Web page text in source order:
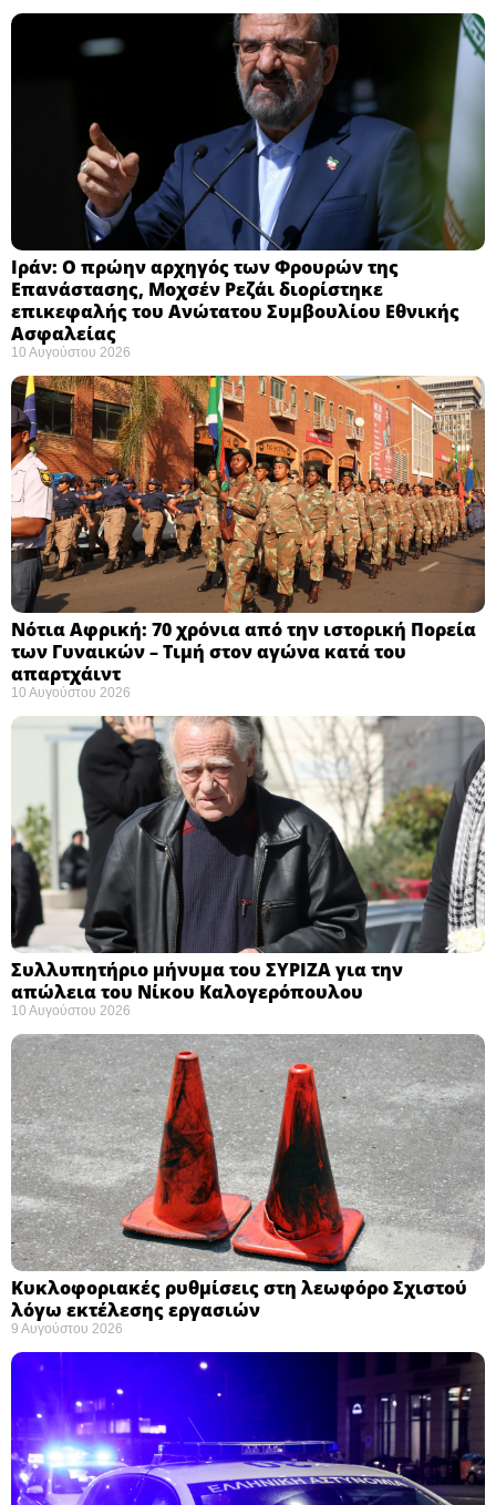
Ιράν: Ο πρώην αρχηγός των Φρουρών της
Επανάστασης, Μοχσέν Ρεζάι διορίστηκε
επικεφαλής του Ανώτατου Συμβουλίου Εθνικής
Ασφαλείας ​
10 Αυγούστου 2026
Νότια Αφρική: 70 χρόνια από την ιστορική Πορεία
των Γυναικών – Τιμή στον αγώνα κατά του
απαρτχάιντ ​
10 Αυγούστου 2026
Συλλυπητήριο μήνυμα του ΣΥΡΙΖΑ για την
απώλεια του Νίκου Καλογερόπουλου ​
10 Αυγούστου 2026
Κυκλοφοριακές ρυθμίσεις στη λεωφόρο Σχιστού
λόγω εκτέλεσης εργασιών
9 Αυγούστου 2026